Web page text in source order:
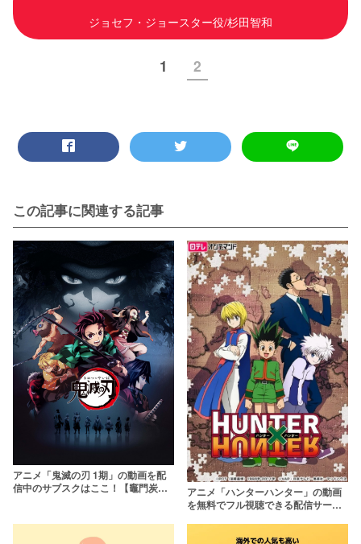
ジョセフ・ジョースター役/杉田智和
1 2
この記事に関連する記事
アニメ「鬼滅の刃 1期」の動画を配
信中のサブスクはここ！【竈門炭治
アニメ「ハンターハンター」の動画
を無料でフル視聴できる配信サービ